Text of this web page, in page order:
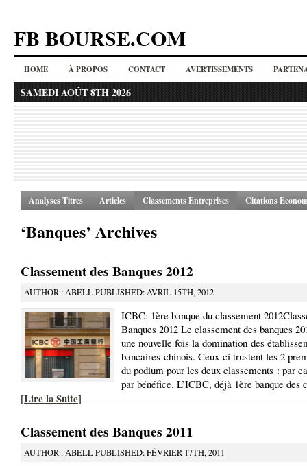
FB BOURSE.COM
HOME À PROPOS CONTACT AVERTISSEMENTS
SAMEDI AOÛT 8TH 2026
Analyses Titres Articles Classements Entreprises Citations
‘Banques’ Archives
Classement des Banques 2012
AUTHOR : ABELL PUBLISHED: AVRIL 15TH, 2012
ICBC: 1ère banque du classement
Banques 2012 Le classement des banques
une nouvelle fois la domination des
bancaires chinois. Ceux-ci trustent les 2
du podium pour les deux classements : par
par bénéfice. L’ICBC, déjà 1ère banque des
[Lire la Suite]
Classement des Banques 2011
AUTHOR : ABELL PUBLISHED: FÉVRIER 17TH, 2011